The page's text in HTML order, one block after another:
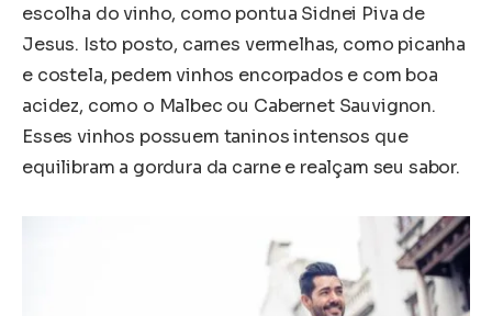
escolha do vinho, como pontua Sidnei Piva de
Jesus. Isto posto, carnes vermelhas, como picanha
e costela, pedem vinhos encorpados e com boa
acidez, como o Malbec ou Cabernet Sauvignon.
Esses vinhos possuem taninos intensos que
equilibram a gordura da carne e realçam seu sabor.